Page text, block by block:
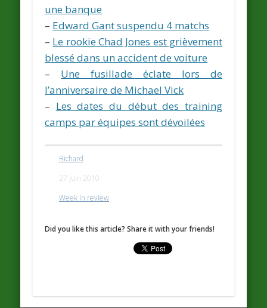
une banque
– Edward Gant suspendu 4 matchs
– Le rookie Chad Jones est grièvement
blessé dans un accident de voiture
– Une fusillade éclate lors de
l’anniversaire de Michael Vick
– Les dates du début des training
camps par équipes sont dévoilées
Richard
27 juin 2010
Week in review
Did you like this article? Share it with your friends!